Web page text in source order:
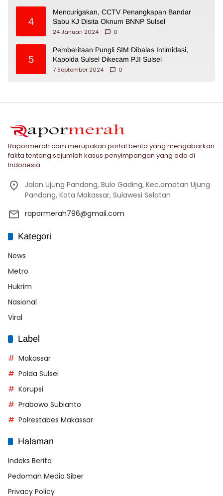
4
Mencurigakan, CCTV Penangkapan Bandar
Sabu KJ Disita Oknum BNNP Sulsel
24 Januari 2024
0
5
Pemberitaan Pungli SIM Dibalas Intimidasi,
Kapolda Sulsel Dikecam PJI Sulsel
7 September 2024
0
Rapormerah.com merupakan portal berita yang mengabarkan
fakta tentang sejumlah kasus penyimpangan yang ada di
Indonesia
Jalan Ujung Pandang, Bulo Gading, Kec.amatan Ujung
Pandang, Kota Makassar, Sulawesi Selatan
rapormerah796@gmail.com
Kategori
News
Metro
Hukrim
Nasional
Viral
Label
Makassar
Polda Sulsel
Korupsi
Prabowo Subianto
Polrestabes Makassar
Halaman
Indeks Berita
Pedoman Media Siber
Privacy Policy